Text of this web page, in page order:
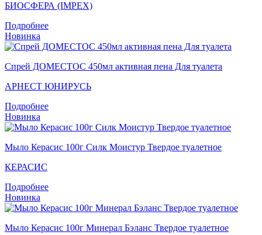
БИОСФЕРА (IMPEX)
Подробнее
Новинка
Спрей ДОМЕСТОС 450мл активная пена Для туалета
АРНЕСТ ЮНИРУСЬ
Подробнее
Новинка
Мыло Керасис 100г Силк Моистур Твердое туалетное
КЕРАСИС
Подробнее
Новинка
Мыло Керасис 100г Минерал Бэланс Твердое туалетное